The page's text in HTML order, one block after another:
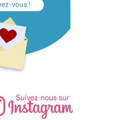
vous !